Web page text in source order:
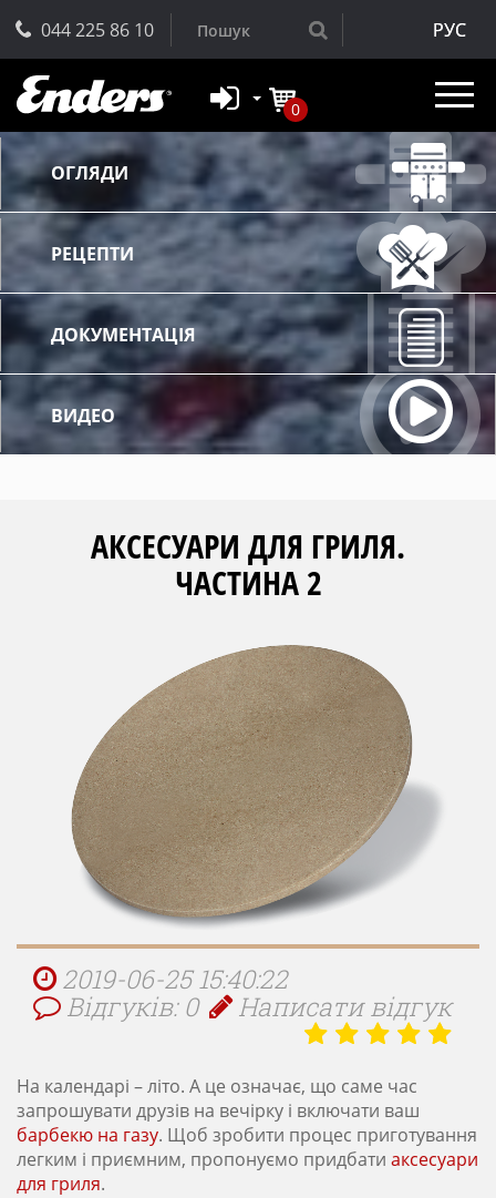
044 225 86 10 РУС
0
ОГЛЯДИ
РЕЦЕПТИ
ДОКУМЕНТАЦІЯ
ВИДЕО
АКСЕСУАРИ ДЛЯ ГРИЛЯ.
ЧАСТИНА 2
2019-06-25 15:40:22
Відгуків: 0
Написати відгук
На календарі – літо. А це означає, що саме час
запрошувати друзів на вечірку і включати ваш
барбекю на газу. Щоб зробити процес приготування
легким і приємним, пропонуємо придбати аксесуари
для гриля.